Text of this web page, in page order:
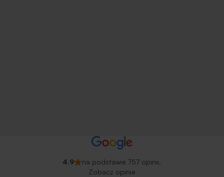
4.9
na podstawie 757 opinii.
Zobacz opinie